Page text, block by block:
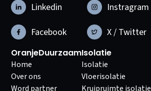
Linkedin
Instragram
Facebook
X / Twitter
OranjeDuurzaam
Home
Over ons
Word partner
Isolatie
Isolatie
Vloerisolatie
Kruipruimte isolatie